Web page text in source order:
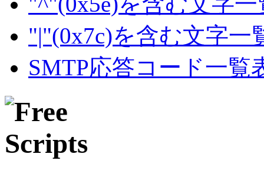
"|"(0x7c)を含む文字一
SMTP応答コード一覧